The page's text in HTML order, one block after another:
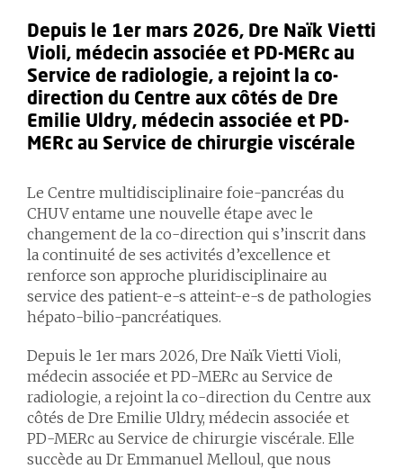
Depuis le 1er mars 2026, Dre Naïk Vietti
Violi, médecin associée et PD-MERc au
Service de radiologie, a rejoint la co-
direction du Centre aux côtés de Dre
Emilie Uldry, médecin associée et PD-
MERc au Service de chirurgie viscérale
Le Centre multidisciplinaire foie-pancréas du
CHUV entame une nouvelle étape avec le
changement de la co-direction qui s’inscrit dans
la continuité de ses activités d’excellence et
renforce son approche pluridisciplinaire au
service des patient-e-s atteint-e-s de pathologies
hépato-bilio-pancréatiques.
Depuis le 1er mars 2026, Dre Naïk Vietti Violi,
médecin associée et PD-MERc au Service de
radiologie, a rejoint la co-direction du Centre aux
côtés de Dre Emilie Uldry, médecin associée et
PD-MERc au Service de chirurgie viscérale. Elle
succède au Dr Emmanuel Melloul, que nous